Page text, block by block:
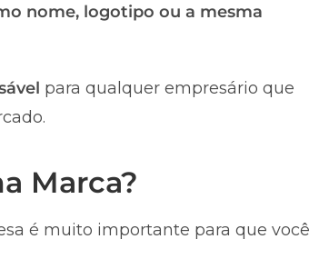
nome, logotipo ou a mesma
para qualquer empresário que
Marca?
é muito importante para que você